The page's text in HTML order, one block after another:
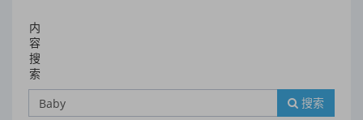
内
容
搜
索
搜索